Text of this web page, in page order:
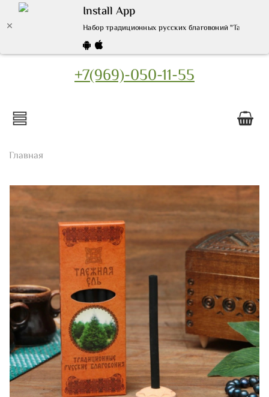
Install App
Набор традиционных русских благовоний "Таежная
+7(969)-050-11-55
Главная